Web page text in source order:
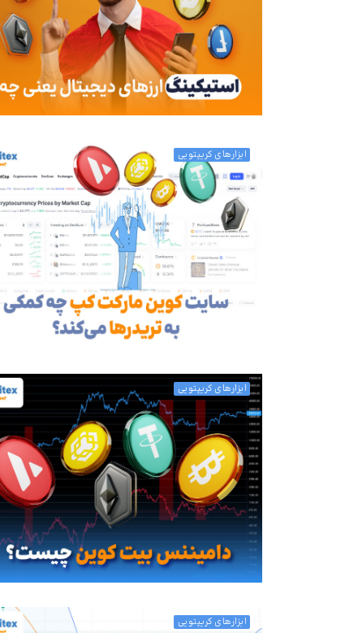
ابزارهای کریپتویی
ابزارهای کریپتویی
ابزارهای کریپتویی